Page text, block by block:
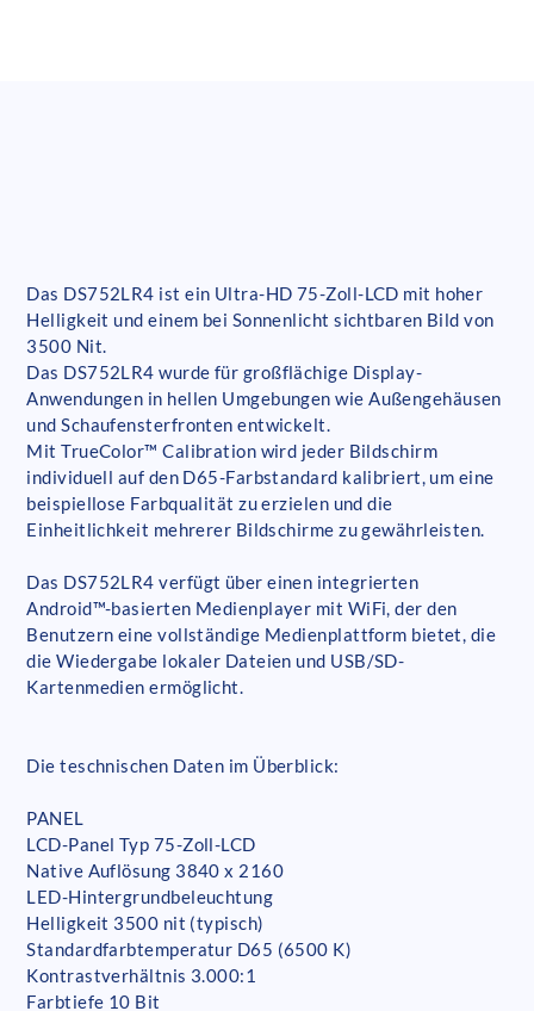
Das DS752LR4 ist ein Ultra-HD 75-Zoll-LCD mit hoher
Helligkeit und einem bei Sonnenlicht sichtbaren Bild von
3500 Nit.
Das DS752LR4 wurde für großflächige Display-
Anwendungen in hellen Umgebungen wie Außengehäusen
und Schaufensterfronten entwickelt.
Mit TrueColor™ Calibration wird jeder Bildschirm
individuell auf den D65-Farbstandard kalibriert, um eine
beispiellose Farbqualität zu erzielen und die
Einheitlichkeit mehrerer Bildschirme zu gewährleisten.
Das DS752LR4 verfügt über einen integrierten
Android™-basierten Medienplayer mit WiFi, der den
Benutzern eine vollständige Medienplattform bietet, die
die Wiedergabe lokaler Dateien und USB/SD-
Kartenmedien ermöglicht.
Die teschnischen Daten im Überblick:
PANEL
LCD-Panel Typ 75-Zoll-LCD
Native Auflösung 3840 x 2160
LED-Hintergrundbeleuchtung
Helligkeit 3500 nit (typisch)
Standardfarbtemperatur D65 (6500 K)
Kontrastverhältnis 3.000:1
Farbtiefe 10 Bit